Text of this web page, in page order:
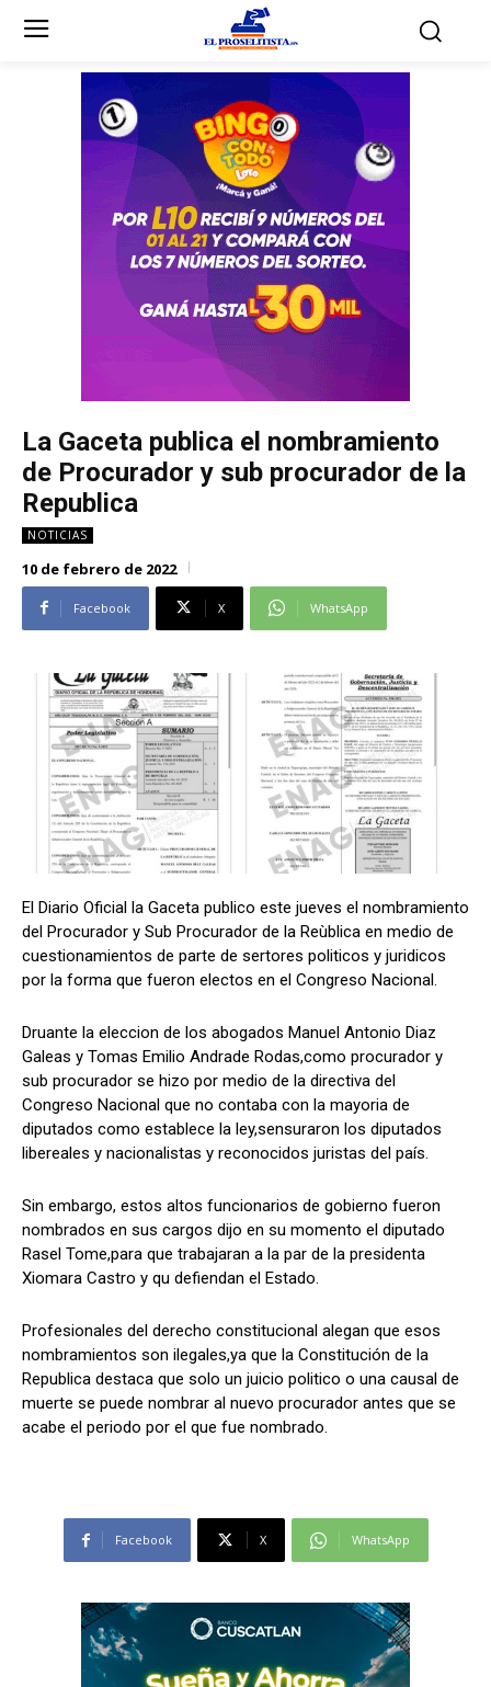
Partidos Políticos
Partido Liberal
Unificación Democrática
Anticorrupción
Alianza Patriotica
Libertad y Refundación
Frente Amplio
Centro Social Cristianos
Noticias
Contáctenos
Suscríbase a nuestro boletín
Manténgase informado de nuestro contenido, recibiendo
noticias directamente en su correo electrónico.
Suscribirse
Comparta
Facebook X WhatsApp
Partidos Políticos
Partido Liberal
Unificación Democrática
Anticorrupción
Alianza Patriotica
Libertad y Refundación
Frente Amplio
Centro Social Cristianos
Noticias
Contáctenos
Suscríbase a nuestro boletín
Manténgase informado de nuestro contenido, recibiendo
noticias directamente en su correo electrónico.
Suscribirse
Comparta
Facebook X WhatsApp
La Gaceta publica el nombramiento
de Procurador y sub procurador de la
Republica
NOTICIAS
10 de febrero de 2022
Facebook X WhatsApp
El Diario Oficial la Gaceta publico este jueves el nombramiento
del Procurador y Sub Procurador de la Reùblica en medio de
cuestionamientos de parte de sertores politicos y juridicos
por la forma que fueron electos en el Congreso Nacional.
Druante la eleccion de los abogados Manuel Antonio Diaz
Galeas y Tomas Emilio Andrade Rodas,como procurador y
sub procurador se hizo por medio de la directiva del
Congreso Nacional que no contaba con la mayoria de
diputados como establece la ley,sensuraron los diputados
libereales y nacionalistas y reconocidos juristas del país.
Sin embargo, estos altos funcionarios de gobierno fueron
nombrados en sus cargos dijo en su momento el diputado
Rasel Tome,para que trabajaran a la par de la presidenta
Xiomara Castro y qu defiendan el Estado.
Profesionales del derecho constitucional alegan que esos
nombramientos son ilegales,ya que la Constitución de la
Republica destaca que solo un juicio politico o una causal de
muerte se puede nombrar al nuevo procurador antes que se
acabe el periodo por el que fue nombrado.
Facebook X WhatsApp